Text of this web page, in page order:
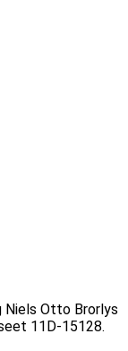
Niels Otto Brorlys
11D-15128.